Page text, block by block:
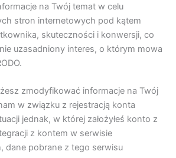
na Twój temat w celu
stron internetowych pod kątem
skuteczności i konwersji, co
uzasadniony interes, o którym mowa
zmodyfikować informacje na Twój
w związku z rejestracją konta
jednak, w której założyłeś konto z
z kontem w serwisie
dane pobrane z tego serwisu